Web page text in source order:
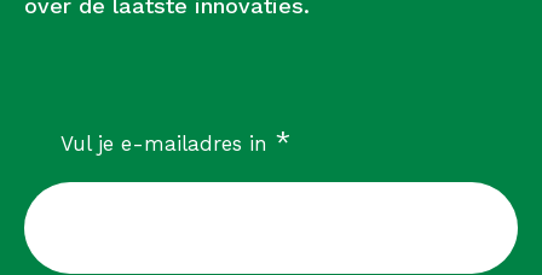
over de laatste innovaties.
Vul je e-mailadres in *verplicht